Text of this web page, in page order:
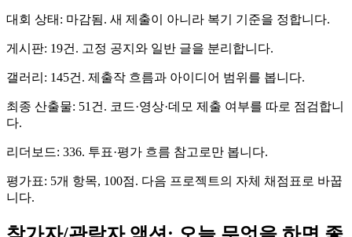
대회 상태: 마감됨. 새 제출이 아니라 복기 기준을 정합니다.
게시판: 19건. 고정 공지와 일반 글을 분리합니다.
갤러리: 145건. 제출작 흐름과 아이디어 범위를 봅니다.
최종 산출물: 51건. 코드·영상·데모 제출 여부를 따로 점검합니
다.
리더보드: 336. 투표·평가 흐름 참고로만 봅니다.
평가표: 5개 항목, 100점. 다음 프로젝트의 자체 채점표로 바꿉
니다.